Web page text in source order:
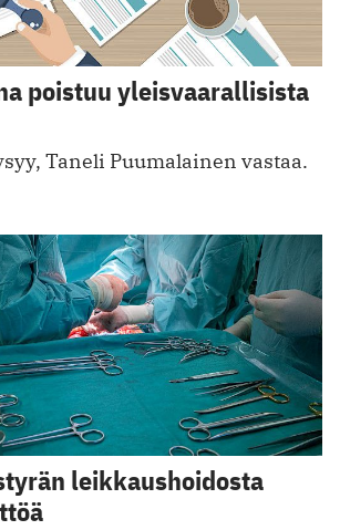
poistuu yleisvaarallisista
Taneli Puumalainen vastaa.
leikkaushoidosta